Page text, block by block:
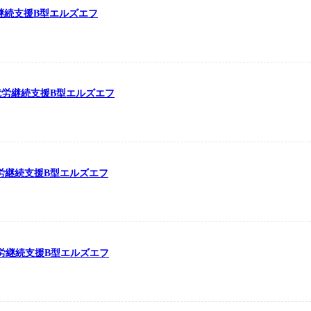
続支援B型エルズエフ
継続支援B型エルズエフ
継続支援B型エルズエフ
継続支援B型エルズエフ